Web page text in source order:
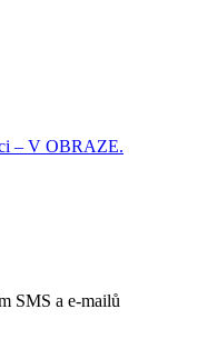
– V OBRAZE.
SMS a e-mailů